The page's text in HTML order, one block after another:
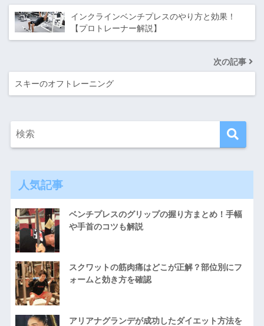
インクラインベンチプレスのやり方と効果！
【プロトレーナー解説】
次の記事
スキーのオフトレーニング
人気記事
ベンチプレスのグリップの握り方まとめ！手幅
や手首のコツも解説
スクワットの筋肉痛はどこが正解？部位別にフ
ォームと効き方を確認
アリアナグランデが成功したダイエット方法を